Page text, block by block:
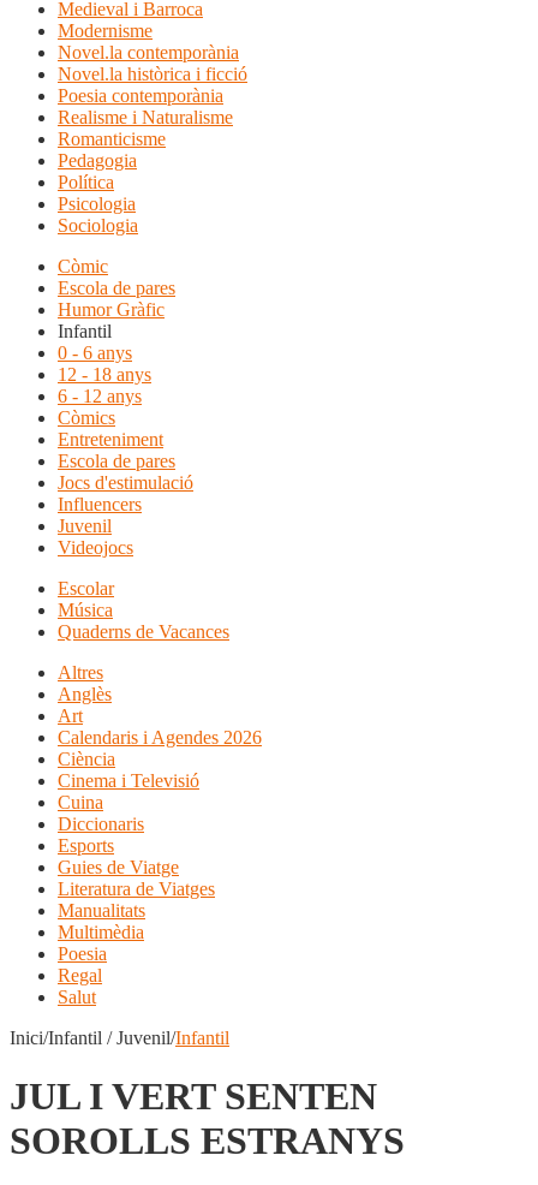
Medieval i Barroca
Modernisme
Novel.la contemporània
Novel.la històrica i ficció
Poesia contemporània
Realisme i Naturalisme
Romanticisme
Pedagogia
Política
Psicologia
Sociologia
Còmic
Escola de pares
Humor Gràfic
Infantil
0 - 6 anys
12 - 18 anys
6 - 12 anys
Còmics
Entreteniment
Escola de pares
Jocs d'estimulació
Influencers
Juvenil
Videojocs
Escolar
Música
Quaderns de Vacances
Altres
Anglès
Art
Calendaris i Agendes 2026
Ciència
Cinema i Televisió
Cuina
Diccionaris
Esports
Guies de Viatge
Literatura de Viatges
Manualitats
Multimèdia
Poesia
Regal
Salut
Inici/Infantil / Juvenil/Infantil
JUL I VERT SENTEN
SOROLLS ESTRANYS